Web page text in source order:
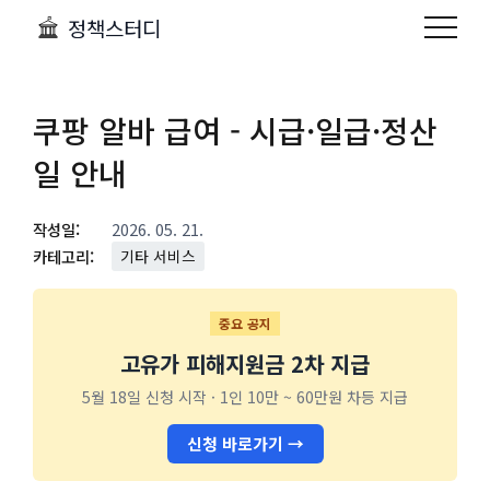
정책스터디
쿠팡 알바 급여 - 시급·일급·정산
일 안내
작성일:
2026. 05. 21.
카테고리:
기타 서비스
중요 공지
고유가 피해지원금 2차 지급
5월 18일 신청 시작 · 1인 10만 ~ 60만원 차등 지급
신청 바로가기 →